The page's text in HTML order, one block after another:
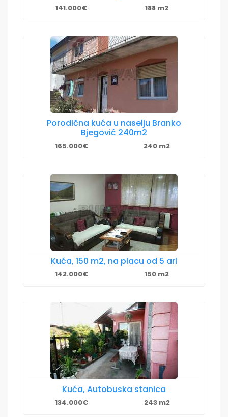
141.000€ 188 m2
Porodična kuća u naselju Branko
Bjegović 240m2
165.000€ 240 m2
Kuća, 150 m2, na placu od 5 ari
142.000€ 150 m2
Kuća, Autobuska stanica
134.000€ 243 m2